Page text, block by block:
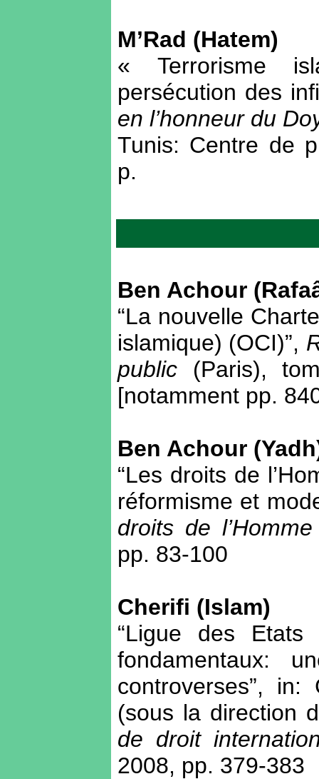
M’Rad (Hatem)
« Terrorisme
persécution des
en l’honneur du
Tunis: Centre de
p.
Ben Achour
“La nouvelle
islamique) (OCI)”,
public (Paris),
[notamment pp.
Ben Achour
“Les droits de
réformisme et
droits de l’Homme
pp. 83-100
Cherifi (Islam)
“Ligue des
fondamentaux:
controverses”, in:
(sous la direction
de droit
2008, pp. 379-383